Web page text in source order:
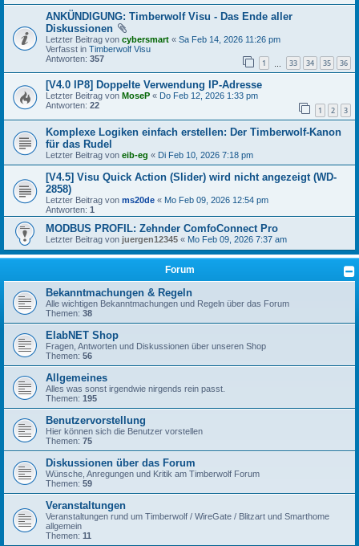
ANKÜNDIGUNG: Timberwolf Visu - Das Ende aller
Diskussionen
Letzter Beitrag von cybersmart « Sa Feb 14, 2026 11:26 pm
Verfasst in Timberwolf Visu
Antworten: 357 1 33 34 35 36
[V4.0 IP8] Doppelte Verwendung IP-Adresse
Letzter Beitrag von MoseP « Do Feb 12, 2026 1:33 pm
Antworten: 22 1 2 3
Komplexe Logiken einfach erstellen: Der Timberwolf-Kanon
für das Rudel
Letzter Beitrag von eib-eg « Di Feb 10, 2026 7:18 pm
[V4.5] Visu Quick Action (Slider) wird nicht angezeigt (WD-
2858)
Letzter Beitrag von ms20de « Mo Feb 09, 2026 12:54 pm
Antworten: 1
MODBUS PROFIL: Zehnder ComfoConnect Pro
Letzter Beitrag von juergen12345 « Mo Feb 09, 2026 7:37 am
Forum
Bekanntmachungen & Regeln
Alle wichtigen Bekanntmachungen und Regeln über das Forum
Themen: 38
ElabNET Shop
Fragen, Antworten und Diskussionen über unseren Shop
Themen: 56
Allgemeines
Alles was sonst irgendwie nirgends rein passt.
Themen: 195
Benutzervorstellung
Hier können sich die Benutzer vorstellen
Themen: 75
Diskussionen über das Forum
Wünsche, Anregungen und Kritik am Timberwolf Forum
Themen: 59
Veranstaltungen
Veranstaltungen rund um Timberwolf / WireGate / Blitzart und Smarthome
allgemein
Themen: 11